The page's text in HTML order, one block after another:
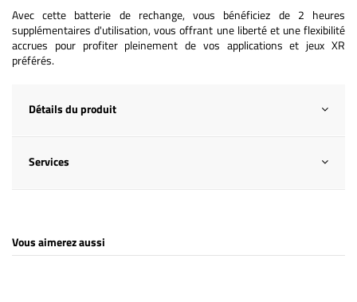
Avec cette batterie de rechange, vous bénéficiez de 2 heures
supplémentaires d'utilisation, vous offrant une liberté et une flexibilité
accrues pour profiter pleinement de vos applications et jeux XR
préférés.
Détails du produit
Services
Vous aimerez aussi